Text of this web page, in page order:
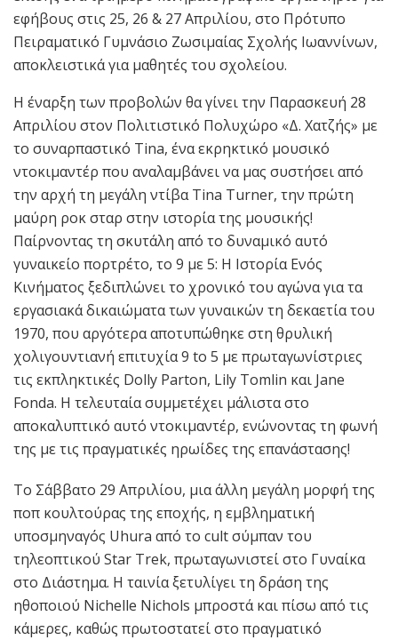
εφήβους στις 25, 26 & 27 Απριλίου, στο Πρότυπο
Πειραματικό Γυμνάσιο Ζωσιμαίας Σχολής Ιωαννίνων,
αποκλειστικά για μαθητές του σχολείου.
Η έναρξη των προβολών θα γίνει την Παρασκευή 28
Απριλίου στον Πολιτιστικό Πολυχώρο «Δ. Χατζής» με
το συναρπαστικό Tina, ένα εκρηκτικό μουσικό
ντοκιμαντέρ που αναλαμβάνει να μας συστήσει από
την αρχή τη μεγάλη ντίβα Tina Turner, την πρώτη
μαύρη ροκ σταρ στην ιστορία της μουσικής!
Παίρνοντας τη σκυτάλη από το δυναμικό αυτό
γυναικείο πορτρέτο, το 9 με 5: Η Ιστορία Ενός
Κινήματος ξεδιπλώνει το χρονικό του αγώνα για τα
εργασιακά δικαιώματα των γυναικών τη δεκαετία του
1970, που αργότερα αποτυπώθηκε στη θρυλική
χολιγουντιανή επιτυχία 9 to 5 με πρωταγωνίστριες
τις εκπληκτικές Dolly Parton, Lily Tomlin και Jane
Fonda. Η τελευταία συμμετέχει μάλιστα στο
αποκαλυπτικό αυτό ντοκιμαντέρ, ενώνοντας τη φωνή
της με τις πραγματικές ηρωίδες της επανάστασης!
Το Σάββατο 29 Απριλίου, μια άλλη μεγάλη μορφή της
ποπ κουλτούρας της εποχής, η εμβληματική
υποσμηναγός Uhura από το cult σύμπαν του
τηλεοπτικού Star Trek, πρωταγωνιστεί στο Γυναίκα
στο Διάστημα. Η ταινία ξετυλίγει τη δράση της
ηθοποιού Nichelle Nichols μπροστά και πίσω από τις
κάμερες, καθώς πρωτοστατεί στο πραγματικό